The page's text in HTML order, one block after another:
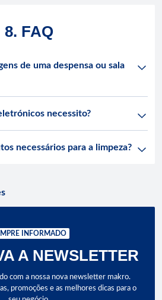
8. FAQ
de uma despensa ou sala
necessito?
necessários para a limpeza?
INFORMADO
A NEWSLETTER
com a nossa nova newsletter makro.
promoções e as melhores dicas para o